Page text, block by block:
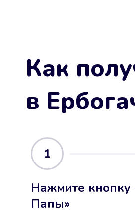
Как
в
1
Нажмите кнопку
Папы»